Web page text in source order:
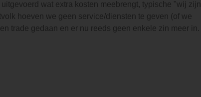
wat extra kosten meebrengt, typische "wij zijn
hoeven we geen service/diensten te geven (of we
trade gedaan en er nu reeds geen enkele zin meer in.